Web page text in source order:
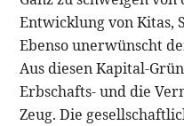
Entwicklung von Kitas,
Ebenso unerwünscht
Aus diesen Kapital-
Erbschafts- und die
Zeug. Die